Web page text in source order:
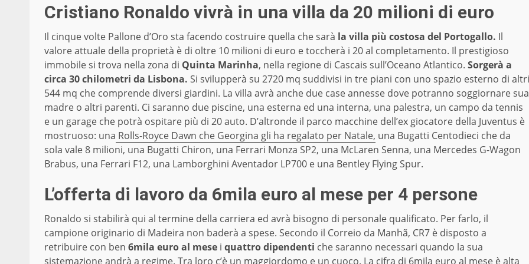
Cristiano Ronaldo vivrà in una villa da 20 milioni di euro
Il cinque volte Pallone d’Oro sta facendo costruire quella che sarà la villa più costosa del Portogallo. Il
valore attuale della proprietà è di oltre 10 milioni di euro e toccherà i 20 al completamento. Il prestigioso
immobile si trova nella zona di Quinta Marinha, nella regione di Cascais sull’Oceano Atlantico. Sorgerà a
circa 30 chilometri da Lisbona. Si svilupperà su 2720 mq suddivisi in tre piani con uno spazio esterno di altri
544 mq che comprende diversi giardini. La villa avrà anche due case annesse dove potranno soggiornare sua
madre o altri parenti. Ci saranno due piscine, una esterna ed una interna, una palestra, un campo da tennis
e un garage che potrà ospitare più di 20 auto. D’altronde il parco macchine dell’ex giocatore della Juventus è
mostruoso: una Rolls-Royce Dawn che Georgina gli ha regalato per Natale, una Bugatti Centodieci che da
sola vale 8 milioni, una Bugatti Chiron, una Ferrari Monza SP2, una McLaren Senna, una Mercedes G-Wagon
Brabus, una Ferrari F12, una Lamborghini Aventador LP700 e una Bentley Flying Spur.
L’offerta di lavoro da 6mila euro al mese per 4 persone
Ronaldo si stabilirà qui al termine della carriera ed avrà bisogno di personale qualificato. Per farlo, il
campione originario di Madeira non baderà a spese. Secondo il Correio da Manhã, CR7 è disposto a
retribuire con ben 6mila euro al mese i quattro dipendenti che saranno necessari quando la sua
sistemazione andrà a regime. Tra loro c’è un maggiordomo e un cuoco. La cifra di 6mila euro al mese è alta